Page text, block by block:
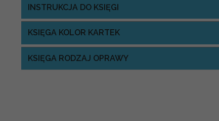
INSTRUKCJA DO KSIĘGI
KSIĘGA KOLOR KARTEK
KSIĘGA RODZAJ OPRAWY